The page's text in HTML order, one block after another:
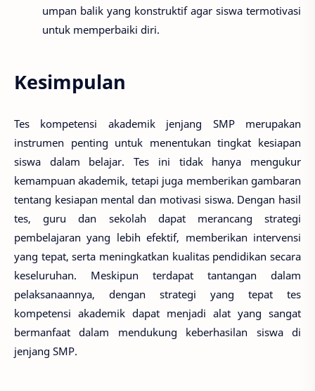
umpan balik yang konstruktif agar siswa termotivasi
untuk memperbaiki diri.
Kesimpulan
Tes kompetensi akademik jenjang SMP merupakan
instrumen penting untuk menentukan tingkat kesiapan
siswa dalam belajar. Tes ini tidak hanya mengukur
kemampuan akademik, tetapi juga memberikan gambaran
tentang kesiapan mental dan motivasi siswa. Dengan hasil
tes, guru dan sekolah dapat merancang strategi
pembelajaran yang lebih efektif, memberikan intervensi
yang tepat, serta meningkatkan kualitas pendidikan secara
keseluruhan. Meskipun terdapat tantangan dalam
pelaksanaannya, dengan strategi yang tepat tes
kompetensi akademik dapat menjadi alat yang sangat
bermanfaat dalam mendukung keberhasilan siswa di
jenjang SMP.